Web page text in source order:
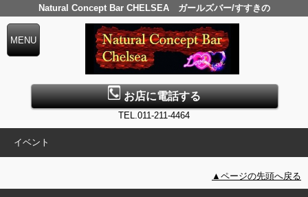
Natural Concept Bar CHELSEA ガールズバー/すすきの
お店に電話する
TEL.011-211-4464
イベント
▲ページの先頭へ戻る